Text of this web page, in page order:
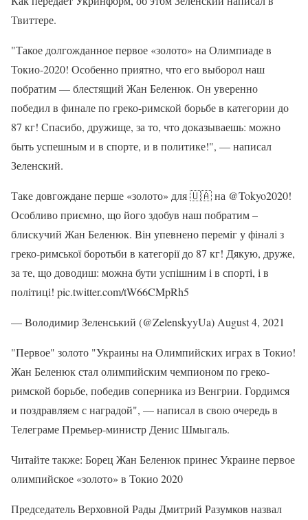
Твиттере.
"Такое долгожданное первое «золото» на Олимпиаде в
Токио-2020! Особенно приятно, что его выборол наш
побратим — блестящий Жан Беленюк. Он уверенно
победил в финале по греко-римской борьбе в категории до
87 кг! Спасибо, дружище, за то, что доказываешь: можно
быть успешным и в спорте, и в политике!", — написал
Зеленский.
Таке довгождане перше «золото» для 🇺🇦 на @Tokyo2020!
Особливо приємно, що його здобув наш побратим –
блискучий Жан Беленюк. Він упевнено переміг у фіналі з
греко-римської боротьби в категорії до 87 кг! Дякую, друже,
за те, що доводиш: можна бути успішним і в спорті, і в
політиці! pic.twitter.com/tW66CMpRh5
— Володимир Зеленський (@ZelenskyyUa) August 4, 2021
"Первое" золото "Украины на Олимпийских играх в Токио!
Жан Беленюк стал олимпийским чемпионом по греко-
римской борьбе, победив соперника из Венгрии. Гордимся
и поздравляем с наградой", — написал в свою очередь в
Телеграме Премьер-министр Денис Шмыгаль.
Читайте также: Борец Жан Беленюк принес Украине первое
олимпийское «золото» в Токио 2020
Председатель Верховной Рады Дмитрий Разумков назвал